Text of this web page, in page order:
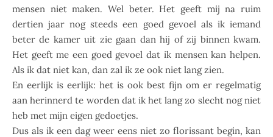
mensen niet maken. Wel beter. Het geeft mij na ruim
dertien jaar nog steeds een goed gevoel als ik iemand
beter de kamer uit zie gaan dan hij of zij binnen kwam.
Het geeft me een goed gevoel dat ik mensen kan helpen.
Als ik dat niet kan, dan zal ik ze ook niet lang zien.
En eerlijk is eerlijk: het is ook best fijn om er regelmatig
aan herinnerd te worden dat ik het lang zo slecht nog niet
heb met mijn eigen gedoetjes.
Dus als ik een dag weer eens niet zo florissant begin, kan